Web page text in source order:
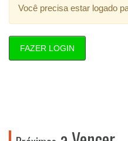
Você precisa estar logado
FAZER LOGIN